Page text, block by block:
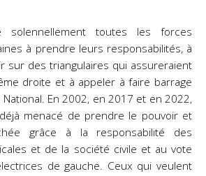
solennellement toutes les forces
à prendre leurs responsabilités, à
sur des triangulaires qui assureraient
droite et à appeler à faire barrage
En 2002, en 2017 et en 2022,
menacé de prendre le pouvoir et
grâce à la responsabilité des
et de la société civile et au vote
de gauche. Ceux qui veulent